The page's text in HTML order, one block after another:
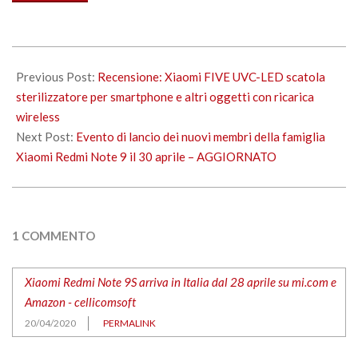
04-
20
Previous Post: Recensione: Xiaomi FIVE UVC-LED scatola
sterilizzatore per smartphone e altri oggetti con ricarica
wireless
Next Post: Evento di lancio dei nuovi membri della famiglia
Xiaomi Redmi Note 9 il 30 aprile – AGGIORNATO
1 COMMENTO
Xiaomi Redmi Note 9S arriva in Italia dal 28 aprile su mi.com e
Amazon - cellicomsoft
20/04/2020 PERMALINK